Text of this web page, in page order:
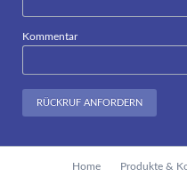
Kommentar
RÜCKRUF ANFORDERN
Home Produkte &